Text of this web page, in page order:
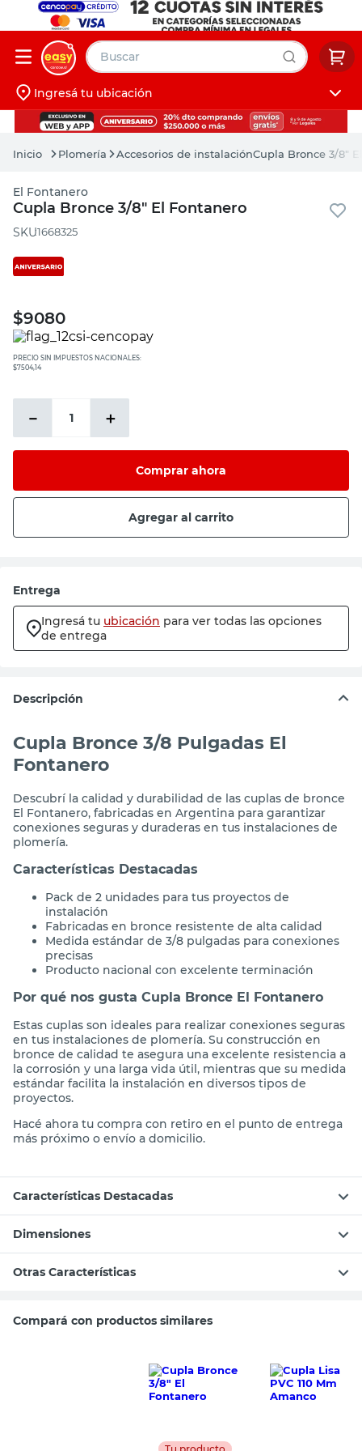
Buscar
Iniciá sesión
Ingresá tu ubicación
Plomería Accesorios de instalaciónCupla Bronce 3/8"
El Fontanero
Cupla Bronce 3/8" El Fontanero
:1668325
$9080
PRECIO SIN IMPUESTOS NACIONALES:
$7504,14
＋
－
Comprar ahora
Agregar al carrito
Entrega
Ingresá tu ubicación para ver todas las opciones
de entrega
Descripción
Cupla Bronce 3/8 Pulgadas El
Fontanero
Descubrí la calidad y durabilidad de las cuplas de bronce
El Fontanero, fabricadas en Argentina para garantizar
conexiones seguras y duraderas en tus instalaciones de
plomería.
Características Destacadas
Pack de 2 unidades para tus proyectos de
instalación
Fabricadas en bronce resistente de alta calidad
Medida estándar de 3/8 pulgadas para conexiones
precisas
Producto nacional con excelente terminación
Por qué nos gusta Cupla Bronce El Fontanero
Estas cuplas son ideales para realizar conexiones seguras
en tus instalaciones de plomería. Su construcción en
bronce de calidad te asegura una excelente resistencia a
la corrosión y una larga vida útil, mientras que su medida
estándar facilita la instalación en diversos tipos de
proyectos.
Hacé ahora tu compra con retiro en el punto de entrega
más próximo o envío a domicilio.
Características Destacadas
Dimensiones
Otras Características
Compará con productos similares
Tu producto
muebles
pintura
escritorio
puertas